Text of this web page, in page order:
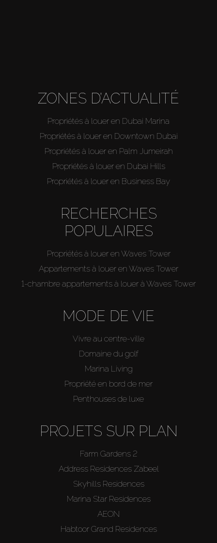
ZONES D’ACTUALITÉ
Propriétés à louer en Dubai Marina
Propriétés à louer en Downtown Dubai
Propriétés à louer en Palm Jumeirah
Propriétés à louer en Dubai Hills
Propriétés à louer en Business Bay
RECHERCHES
POPULAIRES
Propriétés à louer en Waves Tower
Appartements à louer en Waves Tower
1-chambre appartements à louer à Waves Tower
MODE DE VIE
Vivre au centre-ville
Domaine du golf
Marina Living
Propriété en bord de mer
Penthouses de luxe
PROJETS SUR PLAN
Farm Gardens 2
Address Residences Zabeel
Skyhills Residences
Marina Star Residences
AEON
Habtoor Grand Residences